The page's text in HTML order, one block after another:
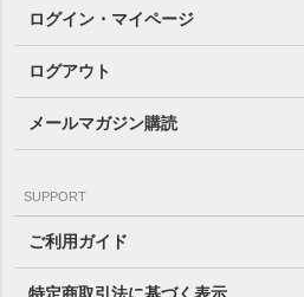
ログイン・マイページ
ログアウト
メールマガジン購読
SUPPORT
ご利用ガイド